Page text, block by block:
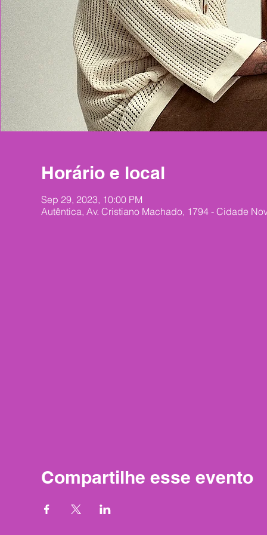
Horário e local
Sep 29, 2023, 10:00 PM
Autêntica, Av. Cristiano Machado, 1794 - Cidade
Compartilhe esse evento